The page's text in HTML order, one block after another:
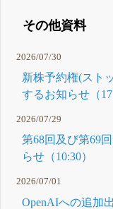
その他資料
2026/07/30
新株予約権(スト
するお知らせ（
2026/07/29
第68回及び第69
らせ（10:30）
2026/07/01
OpenAIへの追加